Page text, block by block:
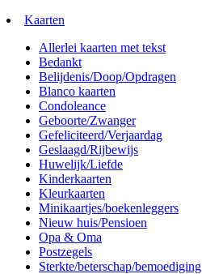
Kaarten
Allerlei kaarten met tekst
Bedankt
Belijdenis/Doop/Opdragen
Blanco kaarten
Condoleance
Geboorte/Zwanger
Gefeliciteerd/Verjaardag
Geslaagd/Rijbewijs
Huwelijk/Liefde
Kinderkaarten
Kleurkaarten
Minikaartjes/boekenleggers
Nieuw huis/Pensioen
Opa & Oma
Postzegels
Sterkte/beterschap/bemoediging